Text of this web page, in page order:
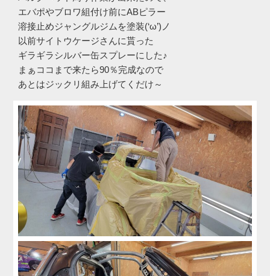
エバポやブロワ組付け前にABピラー
溶接止めジャングルジムを塗装(‘ω’)ノ
以前サイトウケージさんに貰った
ギラギラシルバー缶スプレーにした♪
まぁココまで来たら90％完成なので
あとはジックリ組み上げてくだけ～